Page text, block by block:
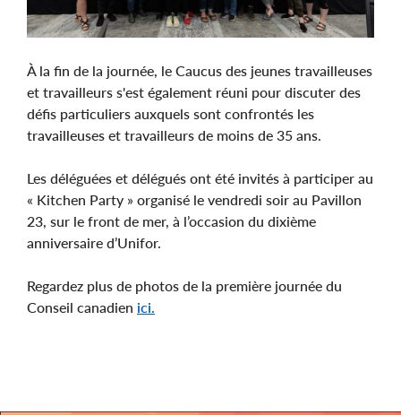
À la fin de la journée, le Caucus des jeunes travailleuses
et travailleurs s'est également réuni pour discuter des
défis particuliers auxquels sont confrontés les
travailleuses et travailleurs de moins de 35 ans.
Les déléguées et délégués ont été invités à participer au
« Kitchen Party » organisé le vendredi soir au Pavillon
23, sur le front de mer, à l’occasion du dixième
anniversaire d’Unifor.
Regardez plus de photos de la première journée du
Conseil canadien ici.